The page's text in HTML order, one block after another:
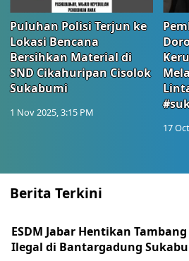
Puluhan Polisi Terjun ke
Lokasi Bencana
Bersihkan Material di
SND Cikahuripan Cisolok
Sukabumi
1 Nov 2025, 3:15 PM
17
Berita Terkini
ESDM Jabar Hentikan
Ilegal di Bantargadung